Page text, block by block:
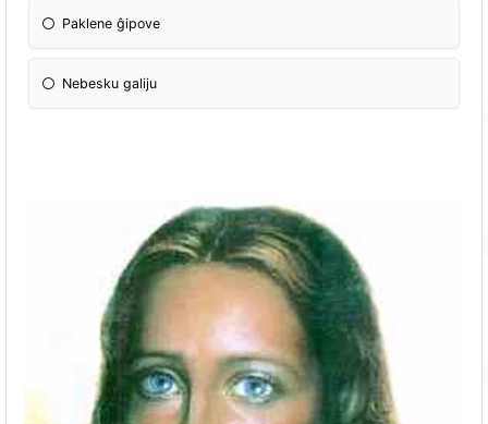
Paklene ĝipove
Nebesku galiju